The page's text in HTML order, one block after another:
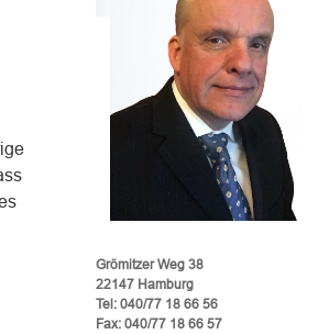
Grömitzer Weg 38
22147 Hamburg
Tel: 040/77 18 66 56
Fax: 040/77 18 66 57